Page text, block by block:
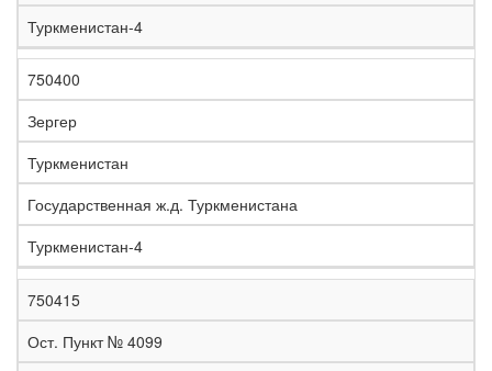
Туркменистан-4
750400
Зергер
Туркменистан
Государственная ж.д. Туркменистана
Туркменистан-4
750415
Ост. Пункт № 4099